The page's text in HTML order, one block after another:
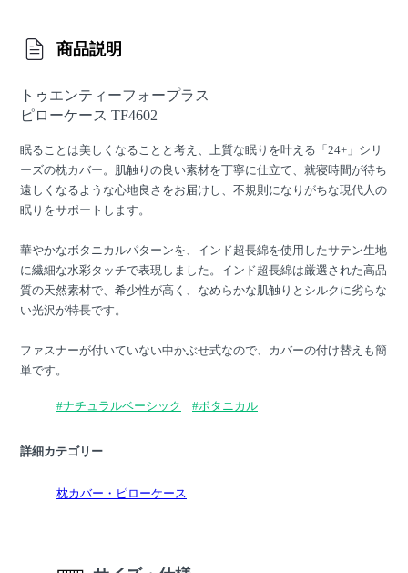
商品説明
トゥエンティーフォープラス
ピローケース TF4602
眠ることは美しくなることと考え、上質な眠りを叶える「24+」シリ
ーズの枕カバー。肌触りの良い素材を丁寧に仕立て、就寝時間が待ち
遠しくなるような心地良さをお届けし、不規則になりがちな現代人の
眠りをサポートします。
華やかなボタニカルパターンを、インド超長綿を使用したサテン生地
に繊細な水彩タッチで表現しました。インド超長綿は厳選された高品
質の天然素材で、希少性が高く、なめらかな肌触りとシルクに劣らな
い光沢が特長です。
ファスナーが付いていない中かぶせ式なので、カバーの付け替えも簡
単です。
#ナチュラルベーシック #ボタニカル
詳細カテゴリー
枕カバー・ピローケース